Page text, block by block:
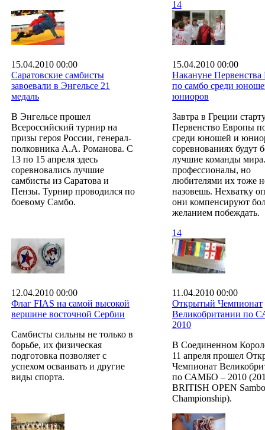
14
15.04.2010 00:00
Саратовские самбисты
завоевали в Энгельсе 21
медаль
В Энгельсе прошел
Всероссийский турнир на
призы героя России, генерал-
полковника А.А. Романова. С
13 по 15 апреля здесь
соревновались лучшие
самбисты из Саратова и
Пензы. Турнир проводился по
боевому Самбо.
15.04.2010 00:00
Накануне
по самбо среди
юниоров
Завтра в Греции
Первенство Европы
среди юношей и
соревнованиях будут
лучшие команды
профессионалы, но
любителями их тоже
назовешь. Нехватку
они компенсируют
желанием побеждать.
14
12.04.2010 00:00
Флаг FIAS на самой высокой
вершине восточной Сербии
Самбисты сильны не только в
борьбе, их физическая
подготовка позволяет с
успехом осваивать и другие
виды спорта.
11.04.2010 00:00
Открытый Чемпионат
Великобритании по
2010
В Соединенном
11 апреля прошел
Чемпионат
по САМБО – 2010
BRITISH OPEN Sambo
Championship).